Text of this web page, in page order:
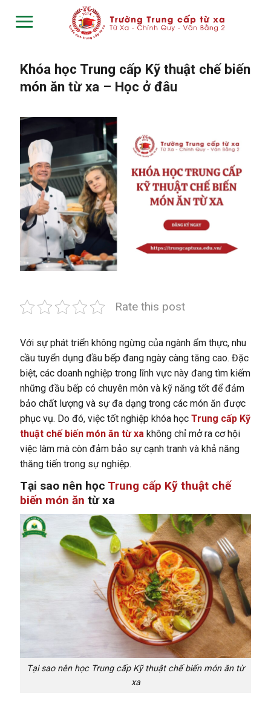
Khóa học Trung cấp Kỹ thuật chế biến
món ăn từ xa – Học ở đâu
Rate this post
Với sự phát triển không ngừng của ngành ẩm thực, nhu
cầu tuyển dụng đầu bếp đang ngày càng tăng cao. Đặc
biệt, các doanh nghiệp trong lĩnh vực này đang tìm kiếm
những đầu bếp có chuyên môn và kỹ năng tốt để đảm
bảo chất lượng và sự đa dạng trong các món ăn được
phục vụ. Do đó, việc tốt nghiệp khóa học Trung cấp Kỹ
thuật chế biến món ăn từ xakhông chỉ mở ra cơ hội
việc làm mà còn đảm bảo sự cạnh tranh và khả năng
thăng tiến trong sự nghiệp.
Tại sao nên học Trung cấp Kỹ thuật chế
biến món ăn từ xa
Tại sao nên học Trung cấp Kỹ thuật chế biến món ăn từ
xa